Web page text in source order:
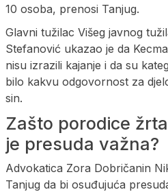
10 osoba, prenosi Tanjug.
Glavni tužilac Višeg javnog
Stefanović ukazao je da
nisu izrazili kajanje i da su
bilo kakvu odgovornost za
sin.
Zašto porodice
je presuda važna?
Advokatica Zora Dobričanin
Tanjug da bi osuđujuća